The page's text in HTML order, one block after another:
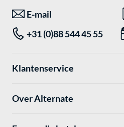
E-mail
+31 (0)88 544 45 55
Klantenservice
Over Alternate